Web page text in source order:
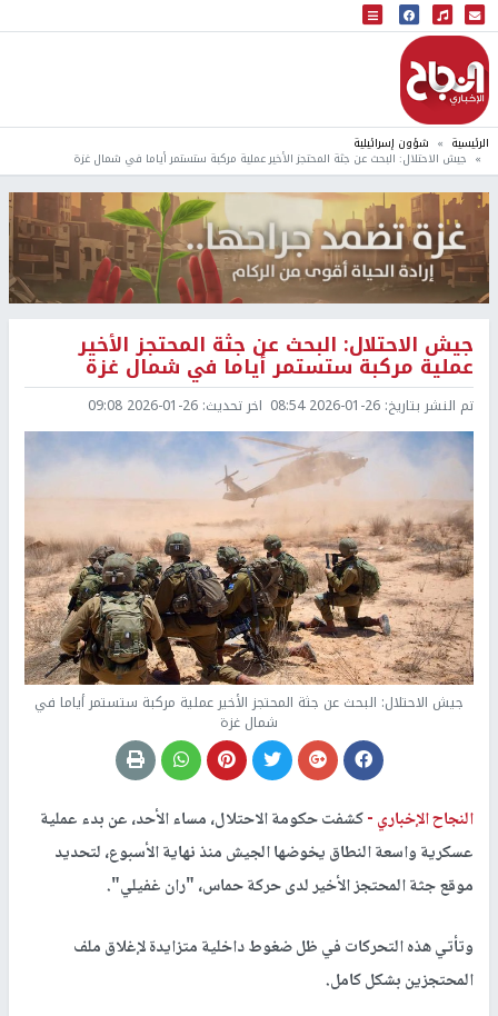
البث المباشر
إذاعة النجاح
الرئيسية شؤون إسرائيلية
جيش الاحتلال: البحث عن جثة المحتجز الأخير عملية مركبة ستستمر أياما في شمال غزة
جيش الاحتلال: البحث عن جثة المحتجز الأخير
عملية مركبة ستستمر أياما في شمال غزة
تم النشر بتاريخ: 2026-01-26 08:54 اخر تحديث: 2026-01-26 09:08
جيش الاحتلال: البحث عن جثة المحتجز الأخير عملية مركبة ستستمر أياما في
شمال غزة
النجاح الإخباري -كشفت حكومة الاحتلال، مساء الأحد، عن بدء عملية
عسكرية واسعة النطاق يخوضها الجيش منذ نهاية الأسبوع، لتحديد
موقع جثة المحتجز الأخير لدى حركة حماس، "ران غفيلي".
وتأتي هذه التحركات في ظل ضغوط داخلية متزايدة لإغلاق ملف
المحتجزين بشكل كامل.